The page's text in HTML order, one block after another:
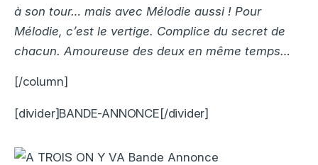
à son tour… mais avec Mélodie aussi ! Pour
Mélodie, c’est le vertige. Complice du secret de
chacun. Amoureuse des deux en même temps…
[/column]
[divider]BANDE-ANNONCE[/divider]